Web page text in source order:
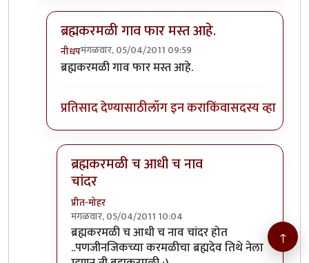
ब्रह्मकरमळी गाव फार मस्त आहे.
नीधपमंगळवार, 05/04/2011 09:59
In reply toही सर्वसामान्यपणे केली जाणारी
ब्रह्मकरमळी गाव फार मस्त आहे.
प्रतिसाद देण्यासाठीलॉग इन कराकिंवासदस्य व्हा
ब्रह्मकरमळी च आधी च नाव
चांदर
प्रीत-मोहर
मंगळवार, 05/04/2011 10:04
In reply toब्रह्मकरमळी गाव फार मस्त आहे. by नीधप
ब्रह्मकरमळी च आधी च नाव चांदर होत
..पणजीनजिकच्या करमळीचा ब्रह्मदेव तिथे नेला
↑